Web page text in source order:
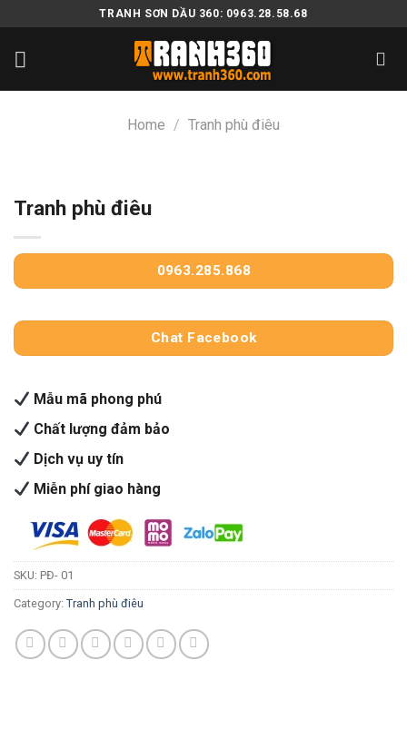
to
content
TRANH SƠN DẦU 360: 0963.28.58.68
Home / Tranh phù điêu
Tranh phù điêu
0963.285.868
Chat Facebook
Mẫu mã phong phú
Chất lượng đảm bảo
Dịch vụ uy tín
Miễn phí giao hàng
SKU: PĐ- 01
Category: Tranh phù điêu